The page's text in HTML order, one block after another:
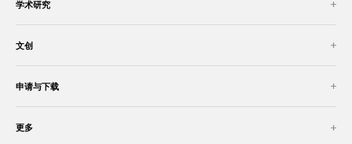
学术研究
文创
申请与下载
更多